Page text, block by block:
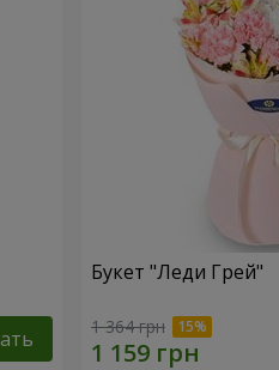
Букет "Леди Грей"
1 364 грн